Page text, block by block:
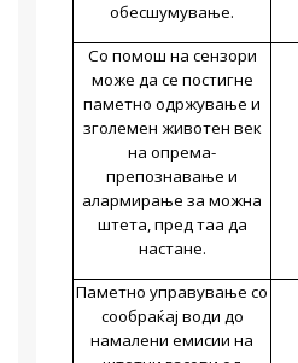
обесшумување.
Со помош на сензори
може да се постигне
паметно одржување и
зголемен животен век
на опрема-
препознавање и
алармирање за можна
штета, пред таа да
настане.
Паметно управување со
сообраќај води до
намалени емисии на